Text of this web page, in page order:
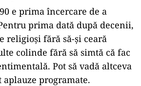
e prima încercare de a
prima dată după decenii,
religioși fără să-și ceară
colinde fără să simtă că fac
Pot să vadă altceva
programate.